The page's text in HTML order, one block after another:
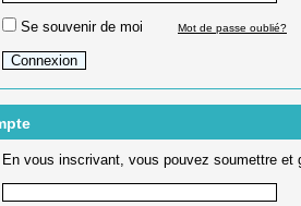
Se souvenir de moi Mot de passe oublié?
En vous inscrivant, vous pouvez soumettre et